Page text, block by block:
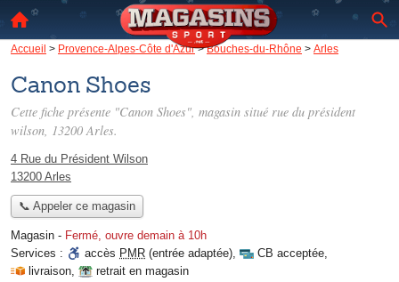
Accueil > Provence-Alpes-Côte d'Azur>Bouches-du-Rhône > Arles
Canon Shoes
Cette fiche présente "Canon Shoes", magasin situé rue du président
wilson, 13200 Arles.
4 Rue du Président Wilson
13200 Arles
📞 Appeler ce magasin
Magasin - Fermé, ouvre demain à 10h
Services :
accès PMR (entrée adaptée), CB acceptée,
livraison, retrait en magasin